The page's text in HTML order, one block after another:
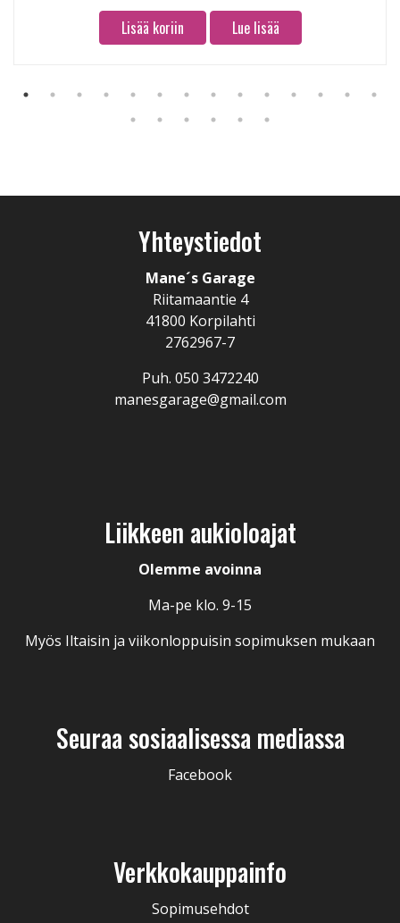
Lisää koriin Lue lisää
Yhteystiedot
Mane´s Garage
Riitamaantie 4
41800 Korpilahti
2762967-7
Puh. 050 3472240
manesgarage@gmail.com
Liikkeen aukioloajat
Olemme avoinna
Ma-pe klo. 9-15
Myös Iltaisin ja viikonloppuisin sopimuksen mukaan
Seuraa sosiaalisessa mediassa
Facebook
Verkkokauppainfo
Sopimusehdot